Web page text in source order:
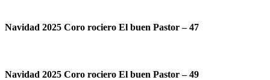
Navidad 2025 Coro rociero El buen Pastor – 47
Navidad 2025 Coro rociero El buen Pastor – 49